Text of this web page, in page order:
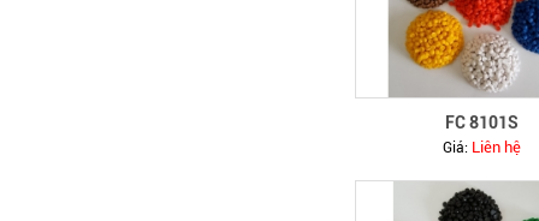
FC 8101S
Giá: Liên hệ